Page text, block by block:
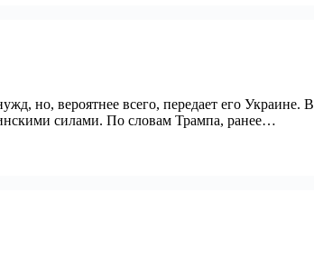
но, вероятнее всего, передает его Украине.
силами. По словам Трампа, ранее…